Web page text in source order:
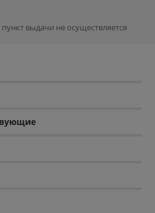
выдачи не осуществляется